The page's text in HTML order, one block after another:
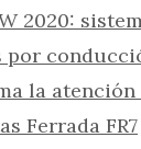
2020:
por
la atención
Ferrada FR7